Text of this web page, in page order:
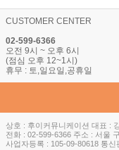
CUSTOMER CENTER
02-599-6366
오전 9시 ~ 오후 6시
(점심 오후 12~1시)
휴무 : 토,일요일,공휴일
상호 : 후이커뮤니케이션 대표 :
전화 : 02-599-6366 주소 : 서울
사업자등록 : 105-09-80618 통